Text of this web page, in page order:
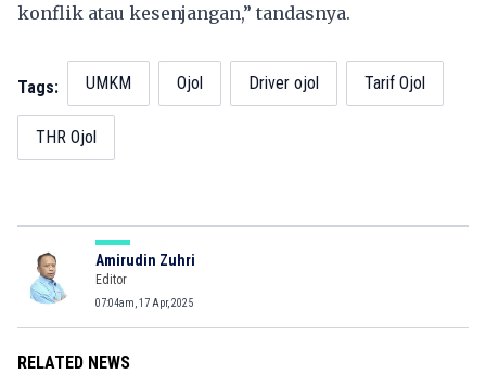
konflik atau kesenjangan,” tandasnya.
Tags: UMKM Ojol Driver ojol Tarif Ojol
THR Ojol
Amirudin Zuhri
Editor
07:04am, 17 Apr, 2025
RELATED NEWS